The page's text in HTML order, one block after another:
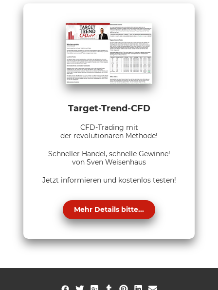
Target-Trend-CFD
CFD-Trading mit
der revolutionären Methode!
Schneller Handel, schnelle Gewinne!
von Sven Weisenhaus
Jetzt informieren und kostenlos testen!
Mehr Details bitte...